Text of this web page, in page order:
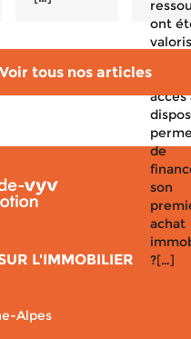
ont
avoir
accès
de
son
achat
?[…]
Voir tous nos articles
L'IMMOBILIER
Alpes